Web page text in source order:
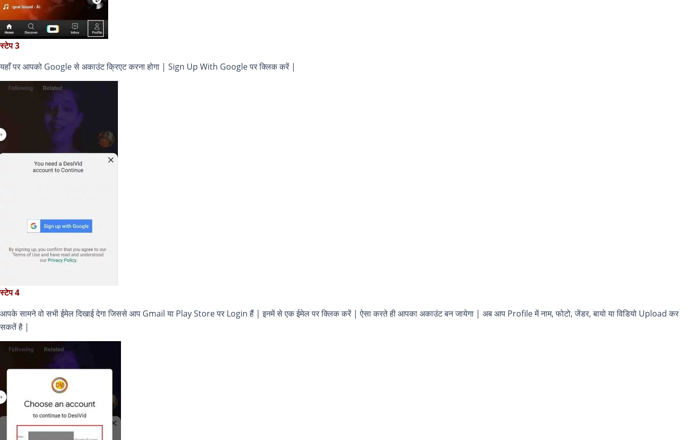
स्टेप 3
यहाँ पर आपको Google से अकाउंट क्रिएट करना होगा | Sign Up With Google पर क्लिक करें |
स्टेप 4
आपके सामने वो सभी ईमेल दिखाई देगा जिससे आप Gmail या Play Store पर Login हैं | इनमें से एक ईमेल पर क्लिक करें | ऐसा करते ही आपका अकाउंट बन जायेगा | अब आप Profile में नाम, फोटो, जेंडर, बायो या विडियो Upload कर
सकतें है |